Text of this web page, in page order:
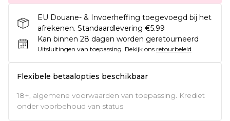
EU Douane- & Invoerheffing toegevoegd bij het
afrekenen. Standaardlevering €5.99
Kan binnen 28 dagen worden geretourneerd
Uitsluitingen van toepassing. Bekijk ons retourbeleid
Flexibele betaalopties beschikbaar
18+, algemene voorwaarden van toepassing. Krediet
onder voorbehoud van status